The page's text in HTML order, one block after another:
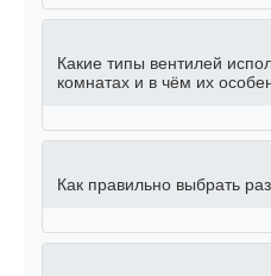
Какие типы вентилей
комнатах и в чём их
Как правильно выбрать